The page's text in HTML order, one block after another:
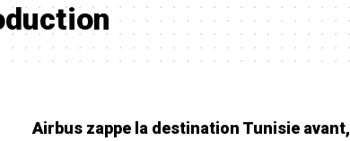
Airbus zappe la destination Tunisie avant,